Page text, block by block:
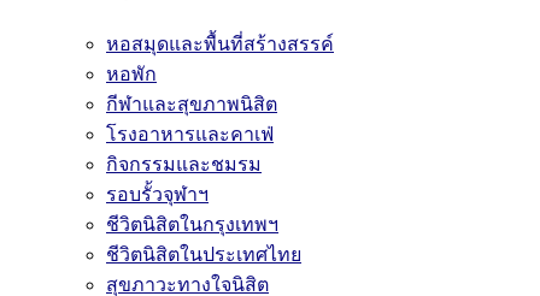
หอสมุดและพื้นที่สร้างสรรค์
หอพัก
กีฬาและสุขภาพนิสิต
โรงอาหารและคาเฟ่
กิจกรรมและชมรม
รอบรั้วจุฬาฯ
ชีวิตนิสิตในกรุงเทพฯ
ชีวิตนิสิตในประเทศไทย
สุขภาวะทางใจนิสิต